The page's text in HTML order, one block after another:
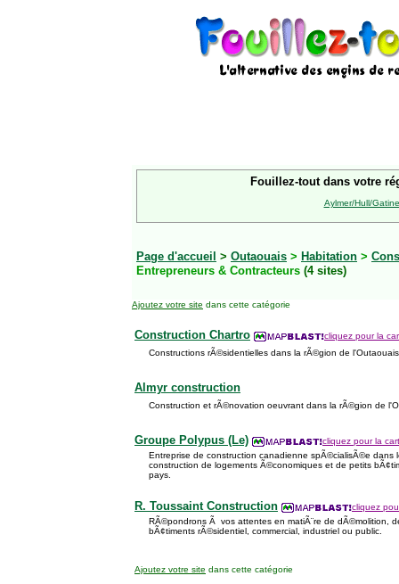
Fouillez-tout dans votre
Aylmer/Hull/
Page d'accueil > Outaouais > Habitation >
Entrepreneurs & Contracteurs (4 sites)
Ajoutez votre site dans cette catégorie
Construction Chartro
cliquez pour la
Constructions rÃ©sidentielles dans la rÃ©gion de
Almyr construction
Construction et rÃ©novation oeuvrant dans la rÃ©gion de
Groupe Polypus (Le)
cliquez pour la
Entreprise de construction canadienne spÃ©cialisÃ©e dans
construction de logements Ã©conomiques et de petits
pays.
R. Toussaint Construction
cliquez
RÃ©pondrons Ã vos attentes en matiÃ¨re de dÃ©molition,
bÃ¢timents rÃ©sidentiel, commercial, industriel ou public.
Ajoutez votre site dans cette catégorie